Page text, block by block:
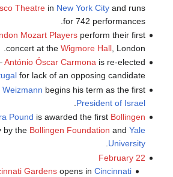
Theatrein New York Cityand runs
for 742 performances.
Mozart Playersperform their first
concert at the Wigmore Hall, London.
António Óscar Carmonais re-elected
for lack of an opposing candidate.
Weizmann begins his term as the first
President of Israel
Pound is awarded the first Bollingen
by the Bollingen Foundation and Yale
University
.
February 22
Gardens opens inCincinnati